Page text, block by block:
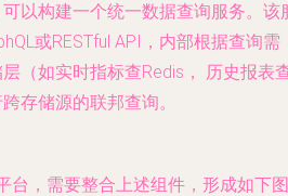
以构建一个统一数据查询服务。该
或RESTful API，内部根据查询需
（如实时指标查Redis， 历史报表
存储源的联邦查询。
台，需要整合上述组件，形成如下图